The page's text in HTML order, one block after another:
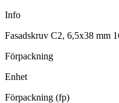
Info
Fasadskruv C2, 6,5x38 mm
Förpackning
Enhet
Förpackning (fp)